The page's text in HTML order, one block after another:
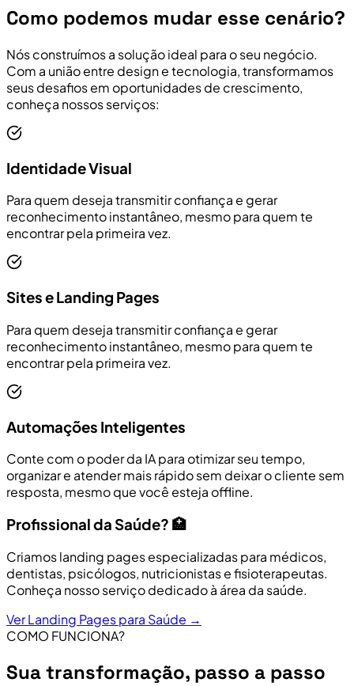
Como podemos mudar esse cenário?
Nós construímos a solução ideal para o seu negócio.
Com a união entre design e tecnologia, transformamos
seus desafios em oportunidades de crescimento,
conheça nossos serviços:
Identidade Visual
Para quem deseja transmitir confiança e gerar
reconhecimento instantâneo, mesmo para quem te
encontrar pela primeira vez.
Sites e Landing Pages
Para quem deseja transmitir confiança e gerar
reconhecimento instantâneo, mesmo para quem te
encontrar pela primeira vez.
Automações Inteligentes
Conte com o poder da IA para otimizar seu tempo,
organizar e atender mais rápido sem deixar o cliente sem
resposta, mesmo que você esteja offline.
Profissional da Saúde? 🏥
Criamos landing pages especializadas para médicos,
dentistas, psicólogos, nutricionistas e fisioterapeutas.
Conheça nosso serviço dedicado à área da saúde.
Ver Landing Pages para Saúde →
COMO FUNCIONA?
Sua transformação, passo a passo